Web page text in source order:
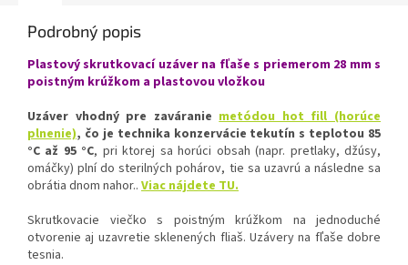
✅ Vhodná na alkohol, sirupy,
mušty
✅ Paletu za výhodnejšiu cenu
objednajteTU
✅ Vhodná na likéry, alkohol,
sirupy, mušty
✅ Fľaša skladom a ihneď na
odoslanie!
Nezabudnite do košíka vložiť
viečka!
Podrobný popis
Plastový skrutkovací uzáver na fľaše s priemerom 28 mm s
poistným krúžkom a plastovou vložkou
Uzáver vhodný pre zaváranie metódou hot fill (horúce
plnenie), čo je technika konzervácie tekutín s teplotou 85
°C až 95 °C, pri ktorej sa horúci obsah (napr. pretlaky, džúsy,
omáčky) plní do sterilných pohárov, tie sa uzavrú a následne sa
obrátia dnom nahor.. Viac nájdete TU.
Skrutkovacie viečko s poistným krúžkom na jednoduché
otvorenie aj uzavretie sklenených fliaš. Uzávery na fľaše dobre
tesnia.